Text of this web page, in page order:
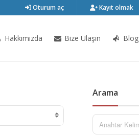
Oturum aç Kayıt olmak
Hakkımızda Bize Ulaşın Blog
Arama